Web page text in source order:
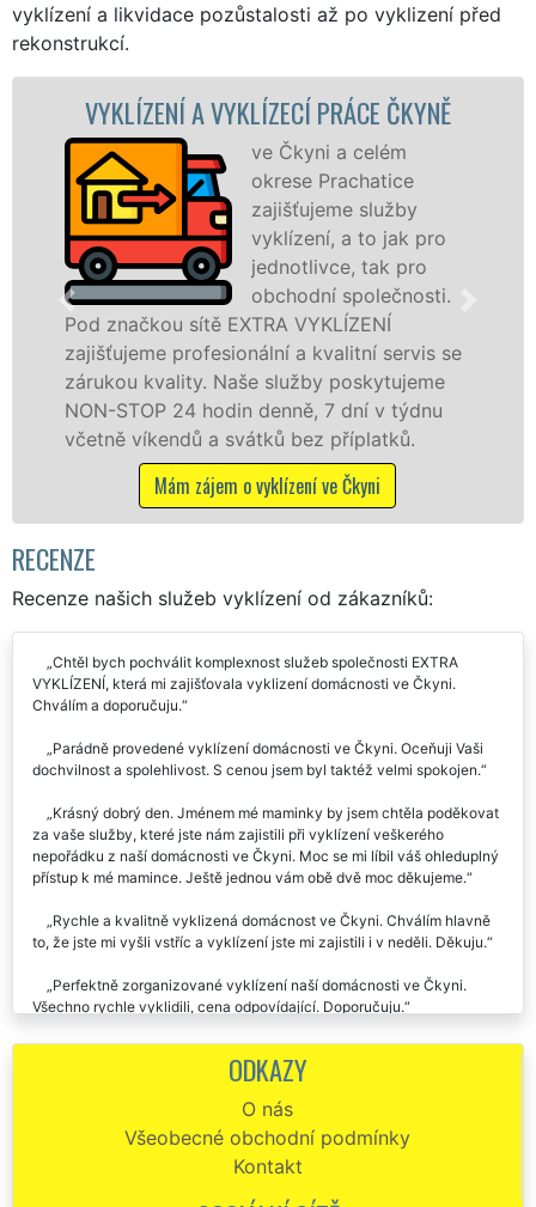
vyklízení a likvidace pozůstalosti až po vyklizení před
rekonstrukcí.
PRÁCE ČKYNĚ
ve Čkyni a celém
okrese Prachatice
zajišťujeme služby
vyklízení, a to jak pro
jednotlivce, tak pro
obchodní společnosti.
EXTRA VYKLÍZENÍ
a kvalitní servis se
služby poskytujeme
denně, 7 dní v týdnu
svátků bez příplatků.
o vyklízení ve Čkyni
VYKLÍZECÍ
ve Čkyni a okolí.
jak fyzickým, tak
zárukou kvalitně
STOP bez dalších
RECENZE
Recenze našich služeb vyklízení od zákazníků:
Chtěl bych pochválit komplexnost služeb společnosti EXTRA
VYKLÍZENÍ, která mi zajišťovala vyklizení domácnosti ve Čkyni.
Chválím a doporučuju.
Parádně provedené vyklízení domácnosti ve Čkyni. Oceňuji Vaši
dochvilnost a spolehlivost. S cenou jsem byl taktéž velmi spokojen.
Krásný dobrý den. Jménem mé maminky by jsem chtěla poděkovat
za vaše služby, které jste nám zajistili při vyklízení veškerého
nepořádku z naší domácnosti ve Čkyni. Moc se mi líbil váš ohleduplný
přístup k mé mamince. Ještě jednou vám obě dvě moc děkujeme.
Rychle a kvalitně vyklizená domácnost ve Čkyni. Chválím hlavně
to, že jste mi vyšli vstříc a vyklízení jste mi zajistili i v neděli. Děkuju.
Perfektně zorganizované vyklízení naší domácnosti ve Čkyni.
Všechno rychle vyklidili, cena odpovídající. Doporučuju.
Pro našeho klienta ze Čkyně jsme potřebovali zajistit vyklízení
několika domácností. Na tuto činnost jsme si zvolili společnost EXTRA
činnost byla bezchybně provedena. Jednoznačně doporučujeme
využívat tuto společnost, která poskytuje skutečně profesionální
Rychlí, spolehliví, komunikativní, všichni hezky oblečeni ve žlutém.
ODKAZY
O nás
Všeobecné obchodní podmínky
Kontakt